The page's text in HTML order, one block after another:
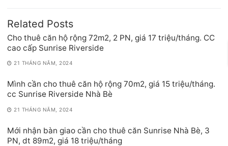
Related Posts
Cho thuê căn hộ rộng 72m2, 2 PN, giá 17 triệu/tháng. CC
cao cấp Sunrise Riverside
21 THÁNG NĂM, 2024
Mình cần cho thuê căn hộ rộng 70m2, giá 15 triệu/tháng.
cc Sunrise Riverside Nhà Bè
21 THÁNG NĂM, 2024
Mới nhận bàn giao cần cho thuê căn Sunrise Nhà Bè, 3
PN, dt 89m2, giá 18 triệu/tháng